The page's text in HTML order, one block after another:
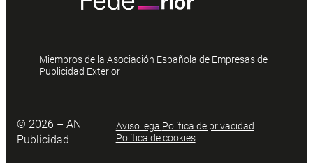
Miembros de la Asociación Española de Empresas de
Publicidad Exterior
© 2026 – AN
Publicidad
Aviso legal Política de privacidad
Política de cookies